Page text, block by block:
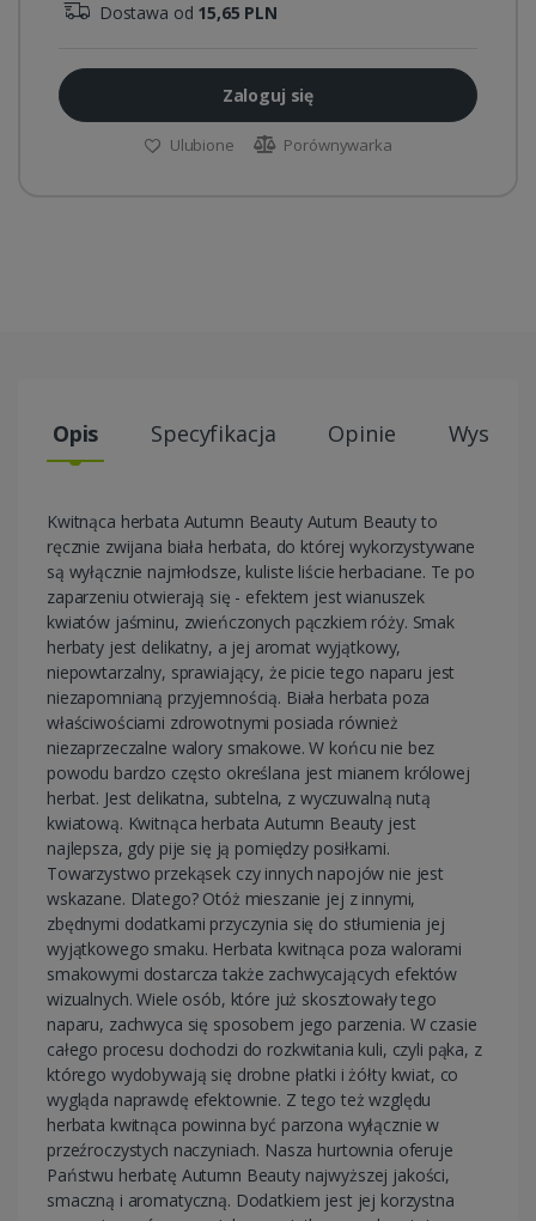
Dostawa od 15,65 PLN
Zaloguj się
Ulubione Porównywarka
Opis Specyfikacja Opinie Wysyłki
Kwitnąca herbata Autumn Beauty Autum Beauty to
ręcznie zwijana biała herbata, do której wykorzystywane
są wyłącznie najmłodsze, kuliste liście herbaciane. Te po
zaparzeniu otwierają się - efektem jest wianuszek
kwiatów jaśminu, zwieńczonych pączkiem róży. Smak
herbaty jest delikatny, a jej aromat wyjątkowy,
niepowtarzalny, sprawiający, że picie tego naparu jest
niezapomnianą przyjemnością. Biała herbata poza
właściwościami zdrowotnymi posiada również
niezaprzeczalne walory smakowe. W końcu nie bez
powodu bardzo często określana jest mianem królowej
herbat. Jest delikatna, subtelna, z wyczuwalną nutą
kwiatową. Kwitnąca herbata Autumn Beauty jest
najlepsza, gdy pije się ją pomiędzy posiłkami.
Towarzystwo przekąsek czy innych napojów nie jest
wskazane. Dlatego? Otóż mieszanie jej z innymi,
zbędnymi dodatkami przyczynia się do stłumienia jej
wyjątkowego smaku. Herbata kwitnąca poza walorami
smakowymi dostarcza także zachwycających efektów
wizualnych. Wiele osób, które już skosztowały tego
naparu, zachwyca się sposobem jego parzenia. W czasie
całego procesu dochodzi do rozkwitania kuli, czyli pąka, z
którego wydobywają się drobne płatki i żółty kwiat, co
wygląda naprawdę efektownie. Z tego też względu
herbata kwitnąca powinna być parzona wyłącznie w
przeźroczystych naczyniach. Nasza hurtownia oferuje
Państwu herbatę Autumn Beauty najwyższej jakości,
smaczną i aromatyczną. Dodatkiem jest jej korzystna